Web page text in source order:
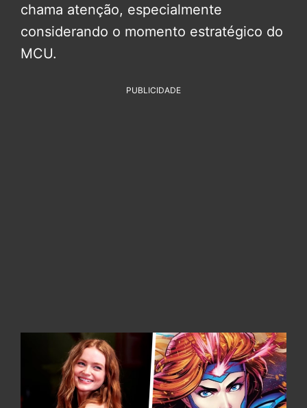
chama atenção, especialmente
considerando o momento estratégico do
MCU.
PUBLICIDADE